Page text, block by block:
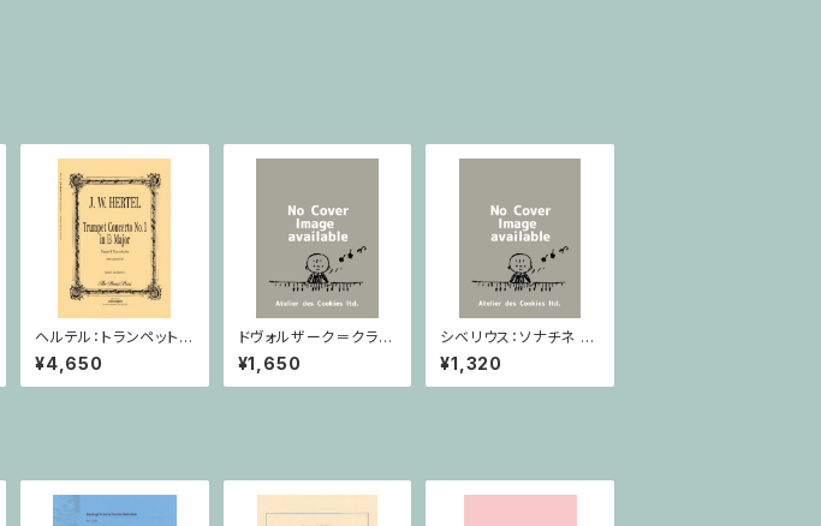
ヘルテル：トランペット協
奏曲第1番 変ホ長調/
トランペット・ピアノ
¥4,650
ドヴォルザーク＝クライ
スラー：スラヴ幻想曲 ロ
短調 from Op.55-4,
Op.75 / ヴァイオリン
¥1,650
シベリウス：ソナチネ ホ
長調 Op.80 / ヴァイオ
リンとピアノ
¥1,320